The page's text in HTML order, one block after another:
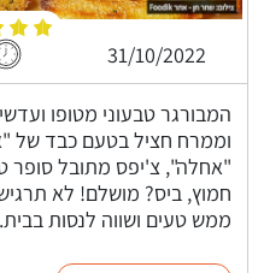
31/10/2022
המבורגר טבעוני מטופו
וממרח חציל בטעם כבד של
"אחלה", צ'יפס מתובל סופר
חמוץ, ביס? מושלם! לא
ממש טעים ושווה לנסות בבית.